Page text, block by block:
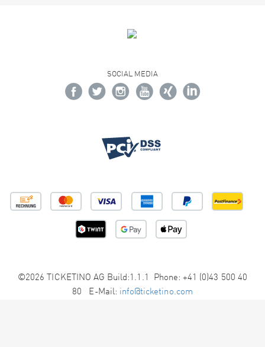
SOCIAL MEDIA
©2026 TICKETINO AG Build:1.1.1 Phone: +41 (0)43 500 40
80 E-Mail: info@ticketino.com